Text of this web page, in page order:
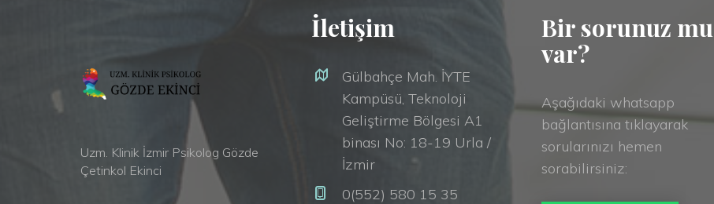
Uzm. Klinik İzmir Psikolog Gözde
Çetinkol Ekinci
İletişim
Gülbahçe Mah. İYTE
Kampüsü, Teknoloji
Geliştirme Bölgesi A1
binası No: 18-19 Urla /
İzmir
0(552) 580 15 35
Bir sorunuz mu
var?
Aşağıdaki whatsapp
bağlantısına tıklayarak
sorularınızı hemen
sorabilirsiniz: